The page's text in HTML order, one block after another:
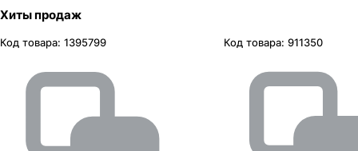
Хиты продаж
Код товара: 1395799 Код товара: 911350